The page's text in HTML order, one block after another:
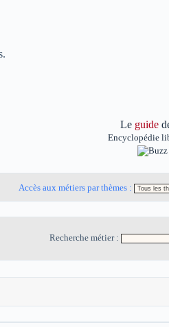
Le guide
Encyclopédie
Accès aux métiers par thèmes :
Recherche métier :